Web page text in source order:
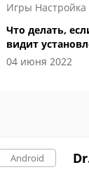
Игры Настройка
Что делать,
видит
04 июня 2022
Android